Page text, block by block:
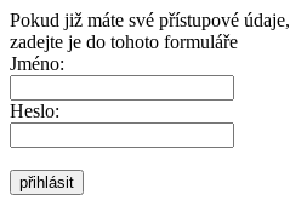
Pokud již máte své přístupové údaje,
zadejte je do tohoto formuláře
Jméno:
Heslo:
přihlásit